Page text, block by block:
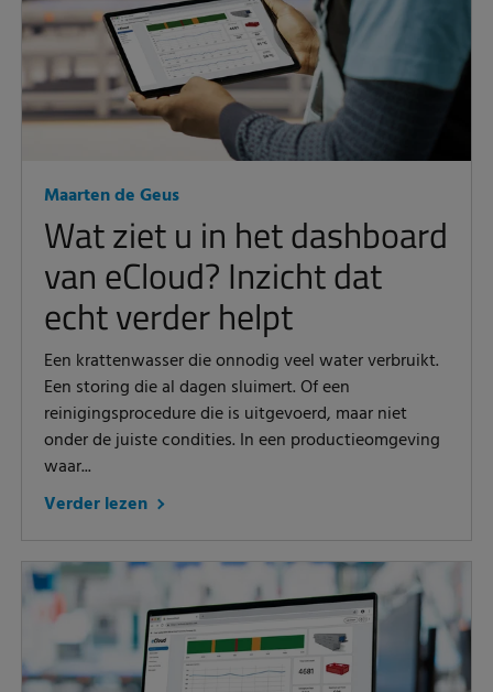
Maarten de Geus
Wat ziet u in het dashboard
van eCloud? Inzicht dat
echt verder helpt
Een krattenwasser die onnodig veel water verbruikt.
Een storing die al dagen sluimert. Of een
reinigingsprocedure die is uitgevoerd, maar niet
onder de juiste condities. In een productieomgeving
waar...
Verder lezen